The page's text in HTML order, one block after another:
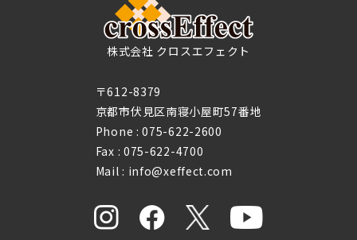
株式会社 クロスエフェクト
〒612-8379
京都市伏見区南寝小屋町57番地
Phone :075-622-2600
Fax : 075-622-4700
Mail : info@xeffect.com